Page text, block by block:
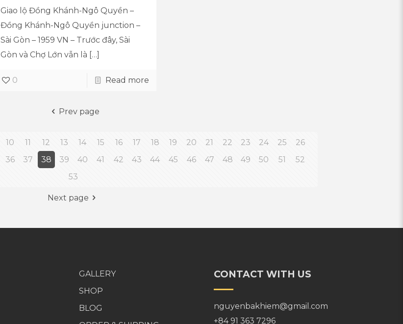
Giao lộ Đồng Khánh-Ngô Quyền –
Đồng Khánh-Ngô Quyền junction –
Sài Gòn – 1959 VN – Trước đây, Sài
Gòn và Chợ Lớn vẫn là […]
0 Read more
Prev page
10 11 12 13 14 15 16 17 18 19 20 21 22 23 24 25
26
36 37 38 39 40 41 42 43 44 45 46 47 48 49 50 51
52
53
Next page
GALLERY
SHOP
BLOG
CONTACT WITH US
nguyenbakhiem@gmail.com
+84 91 363 7296